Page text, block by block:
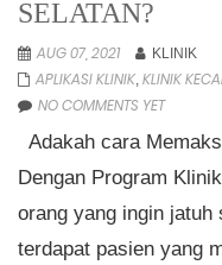
SELATAN?
AUG 07, 2021 KLINIK
APLIKASI KLINIK, KLINIK
NO COMMENTS YET
Adakah cara
Dengan Program
orang yang ingin
terdapat pasien yang